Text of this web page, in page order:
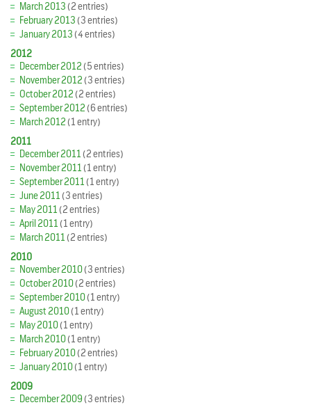
March 2013(2 entries)
February 2013(3 entries)
January 2013(4 entries)
2012
December 2012(5 entries)
November 2012(3 entries)
October 2012(2 entries)
September 2012(6 entries)
March 2012(1 entry)
2011
December 2011(2 entries)
November 2011(1 entry)
September 2011(1 entry)
June 2011(3 entries)
May 2011(2 entries)
April 2011(1 entry)
March 2011(2 entries)
2010
November 2010(3 entries)
October 2010(2 entries)
September 2010(1 entry)
August 2010(1 entry)
May 2010(1 entry)
March 2010(1 entry)
February 2010(2 entries)
January 2010(1 entry)
2009
December 2009(3 entries)